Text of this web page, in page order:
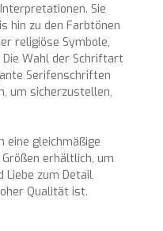
Sie
hin zu den Farbtönen
religiöse Symbole,
Die Wahl der Schriftart
Serifenschriften
um sicherzustellen,
eine gleichmäßige
erhältlich, um
Liebe zum Detail
Qualität ist.